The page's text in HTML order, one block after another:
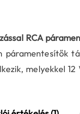
RCA
páramentesítők
melyekkel